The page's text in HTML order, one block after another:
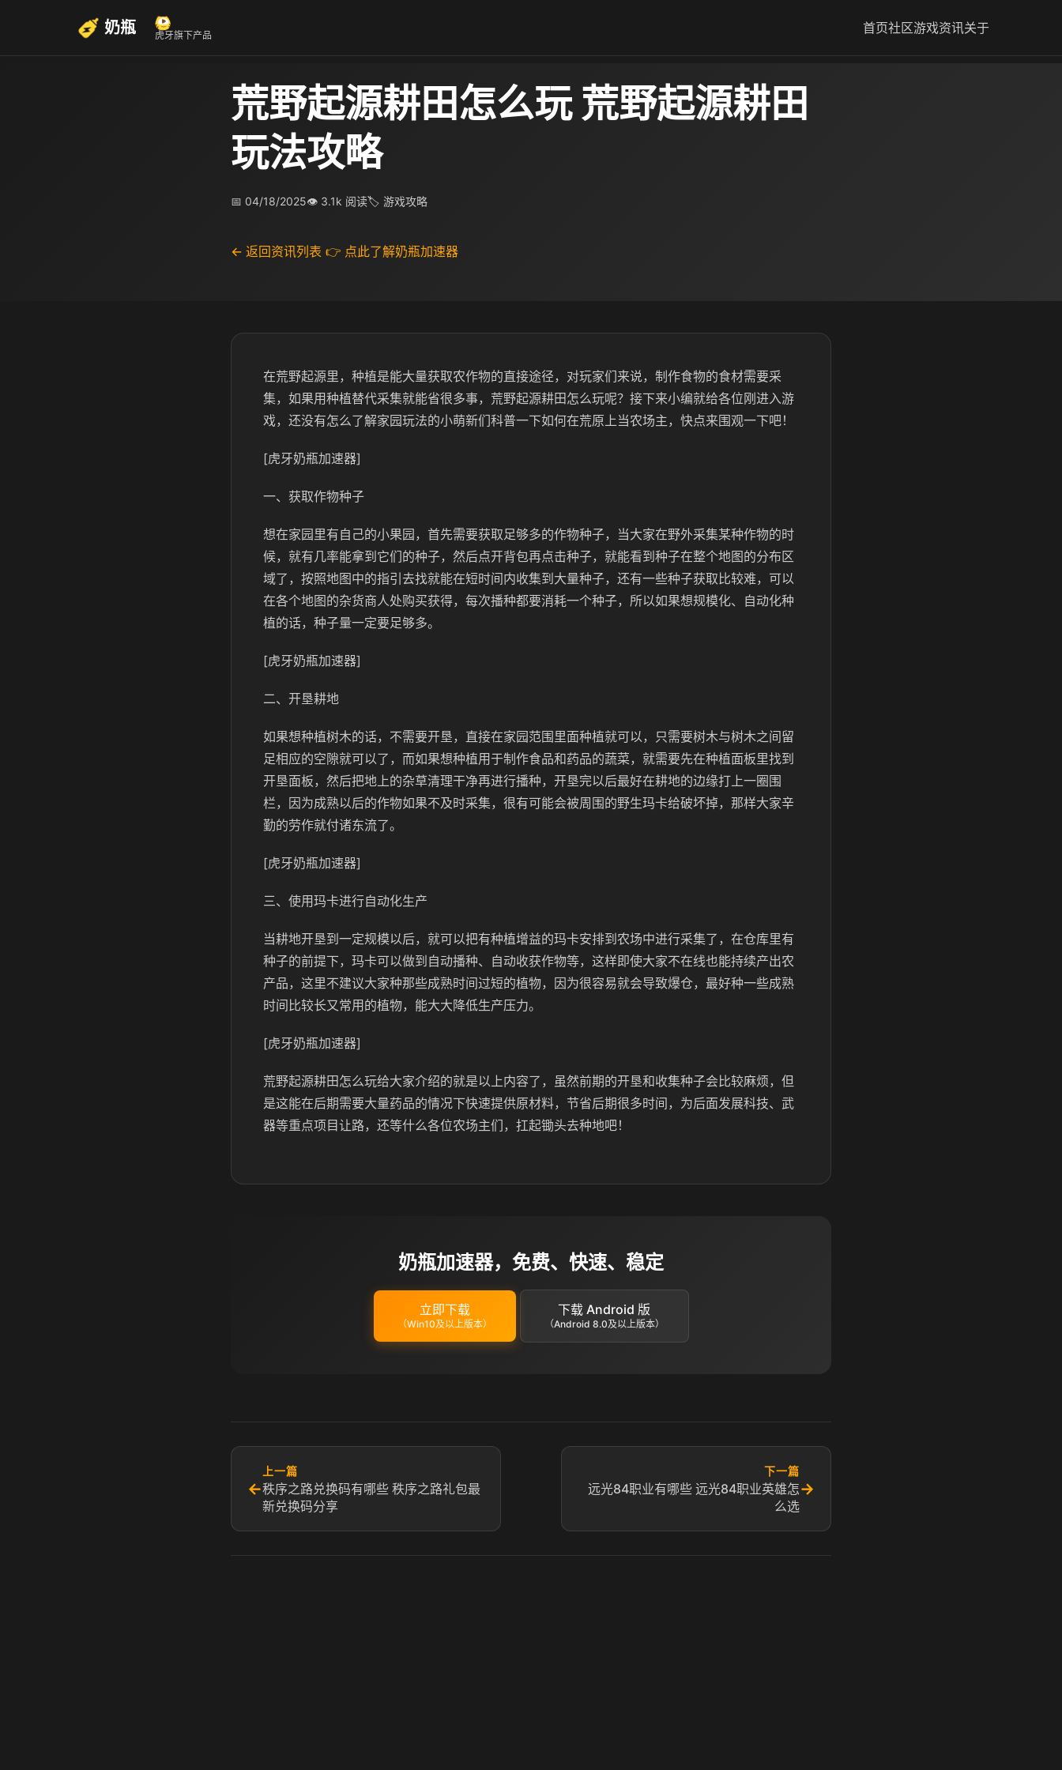
奶瓶 虎牙旗下产品 首页社区游戏资讯关于
荒野起源耕田怎么玩 荒野起源耕田
玩法攻略
📅 04/18/2025👁 3.1k 阅读🏷 游戏攻略
← 返回资讯列表 👉 点此了解奶瓶加速器
在荒野起源里，种植是能大量获取农作物的直接途径，对玩家们来说，制作食物的食材需要采
集，如果用种植替代采集就能省很多事，荒野起源耕田怎么玩呢？接下来小编就给各位刚进入游
戏，还没有怎么了解家园玩法的小萌新们科普一下如何在荒原上当农场主，快点来围观一下吧！
[虎牙奶瓶加速器]
一、获取作物种子
想在家园里有自己的小果园，首先需要获取足够多的作物种子，当大家在野外采集某种作物的时
候，就有几率能拿到它们的种子，然后点开背包再点击种子，就能看到种子在整个地图的分布区
域了，按照地图中的指引去找就能在短时间内收集到大量种子，还有一些种子获取比较难，可以
在各个地图的杂货商人处购买获得，每次播种都要消耗一个种子，所以如果想规模化、自动化种
植的话，种子量一定要足够多。
[虎牙奶瓶加速器]
二、开垦耕地
如果想种植树木的话，不需要开垦，直接在家园范围里面种植就可以，只需要树木与树木之间留
足相应的空隙就可以了，而如果想种植用于制作食品和药品的蔬菜，就需要先在种植面板里找到
开垦面板，然后把地上的杂草清理干净再进行播种，开垦完以后最好在耕地的边缘打上一圈围
栏，因为成熟以后的作物如果不及时采集，很有可能会被周围的野生玛卡给破坏掉，那样大家辛
勤的劳作就付诸东流了。
[虎牙奶瓶加速器]
三、使用玛卡进行自动化生产
当耕地开垦到一定规模以后，就可以把有种植增益的玛卡安排到农场中进行采集了，在仓库里有
种子的前提下，玛卡可以做到自动播种、自动收获作物等，这样即使大家不在线也能持续产出农
产品，这里不建议大家种那些成熟时间过短的植物，因为很容易就会导致爆仓，最好种一些成熟
时间比较长又常用的植物，能大大降低生产压力。
[虎牙奶瓶加速器]
荒野起源耕田怎么玩给大家介绍的就是以上内容了，虽然前期的开垦和收集种子会比较麻烦，但
是这能在后期需要大量药品的情况下快速提供原材料，节省后期很多时间，为后面发展科技、武
器等重点项目让路，还等什么各位农场主们，扛起锄头去种地吧！
奶瓶加速器，免费、快速、稳定
立即下载
（Win10及以上版本）
下载 Android 版
（Android 8.0及以上版本）
←
上一篇
秩序之路兑换码有哪些 秩序之路礼包最
新兑换码分享
下一篇
远光84职业有哪些 远光84职业英雄怎
么选
→